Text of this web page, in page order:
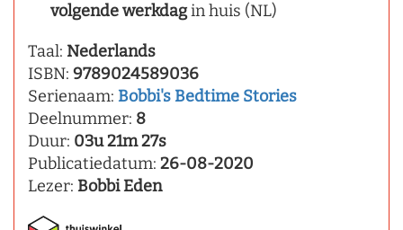
volgende werkdagin huis (NL)
Taal: Nederlands
ISBN: 9789024589036
Serienaam: Bobbi's Bedtime Stories
Deelnummer: 8
Duur: 03u 21m 27s
Publicatiedatum: 26-08-2020
Lezer: Bobbi Eden